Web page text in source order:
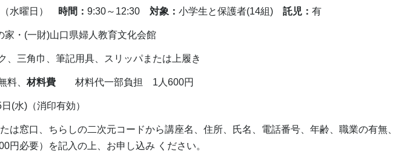
水曜日） 時間： 9:30～12:30 対象： 小学生と保護者(14組) 託児： 有
家・(一財)山口県婦人教育文化会館
、三角巾、筆記用具、スリッパまたは上履き
料、材料費 材料代一部負担 1人600円
(水)（消印有効）
窓口、ちらしの二次元コードから講座名、住所、氏名、電話番号、年齢、職業の有無、
円必要）を記入の上、お申し込み ください。